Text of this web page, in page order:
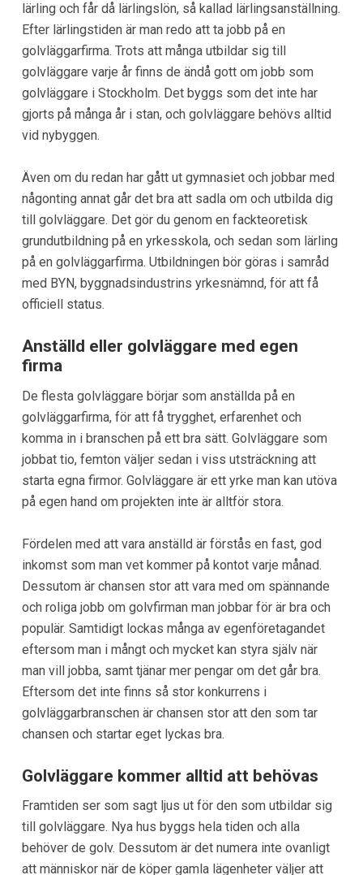
lärling och får då lärlingslön, så kallad lärlingsanställning.
Efter lärlingstiden är man redo att ta jobb på en
golvläggarfirma. Trots att många utbildar sig till
golvläggare varje år finns de ändå gott om jobb som
golvläggare i Stockholm. Det byggs som det inte har
gjorts på många år i stan, och golvläggare behövs alltid
vid nybyggen.
Även om du redan har gått ut gymnasiet och jobbar med
någonting annat går det bra att sadla om och utbilda dig
till golvläggare. Det gör du genom en fackteoretisk
grundutbildning på en yrkesskola, och sedan som lärling
på en golvläggarfirma. Utbildningen bör göras i samråd
med BYN, byggnadsindustrins yrkesnämnd, för att få
officiell status.
Anställd eller golvläggare med egen
firma
De flesta golvläggare börjar som anställda på en
golvläggarfirma, för att få trygghet, erfarenhet och
komma in i branschen på ett bra sätt. Golvläggare som
jobbat tio, femton väljer sedan i viss utsträckning att
starta egna firmor. Golvläggare är ett yrke man kan utöva
på egen hand om projekten inte är alltför stora.
Fördelen med att vara anställd är förstås en fast, god
inkomst som man vet kommer på kontot varje månad.
Dessutom är chansen stor att vara med om spännande
och roliga jobb om golvfirman man jobbar för är bra och
populär. Samtidigt lockas många av egenföretagandet
eftersom man i mångt och mycket kan styra själv när
man vill jobba, samt tjänar mer pengar om det går bra.
Eftersom det inte finns så stor konkurrens i
golvläggarbranschen är chansen stor att den som tar
chansen och startar eget lyckas bra.
Golvläggare kommer alltid att behövas
Framtiden ser som sagt ljus ut för den som utbildar sig
till golvläggare. Nya hus byggs hela tiden och alla
behöver de golv. Dessutom är det numera inte ovanligt
att människor när de köper gamla lägenheter väljer att